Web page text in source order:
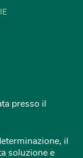
presso il
il
soluzione e